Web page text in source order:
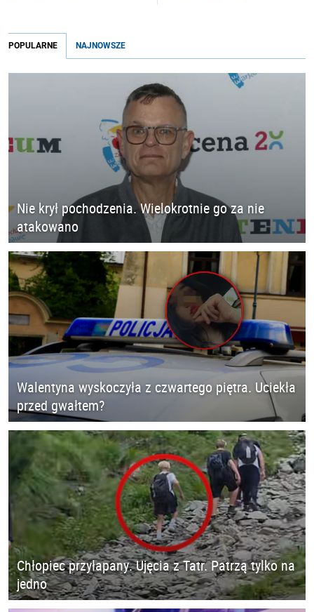
POPULARNE NAJNOWSZE
Nie krył pochodzenia. Wielokrotnie go za nie
atakowano
Walentyna wyskoczyła z czwartego piętra. Uciekła
przed gwałtem?
Chłopiec przyłapany. Ujęcia z Tatr. Patrzą tylko na
jedno